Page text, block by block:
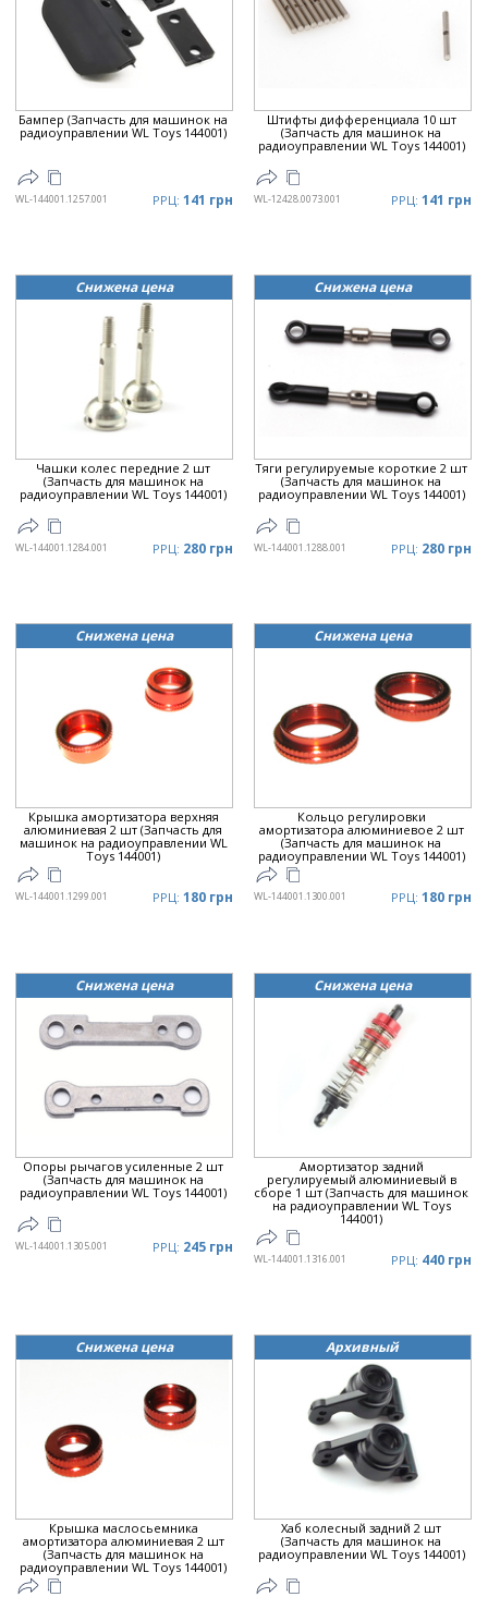
Бампер (Запчасть для машинок на
радиоуправлении WL Toys 144001)
WL-144001.1257.001 РРЦ: 141 грн
Штифты дифференциала 10 шт
(Запчасть для машинок на
радиоуправлении WL Toys 144001)
WL-12428.0073.001 РРЦ: 141 грн
Снижена цена
Чашки колес передние 2 шт
(Запчасть для машинок на
радиоуправлении WL Toys 144001)
WL-144001.1284.001 РРЦ: 280 грн
Снижена цена
Тяги регулируемые короткие 2 шт
(Запчасть для машинок на
радиоуправлении WL Toys 144001)
WL-144001.1288.001 РРЦ: 280 грн
Снижена цена
Крышка амортизатора верхняя
алюминиевая 2 шт (Запчасть для
машинок на радиоуправлении WL
Toys 144001)
WL-144001.1299.001 РРЦ: 180 грн
Снижена цена
Кольцо регулировки
амортизатора алюминиевое 2 шт
(Запчасть для машинок на
радиоуправлении WL Toys 144001)
WL-144001.1300.001 РРЦ: 180 грн
Снижена цена
Опоры рычагов усиленные 2 шт
(Запчасть для машинок на
радиоуправлении WL Toys 144001)
WL-144001.1305.001 РРЦ: 245 грн
Снижена цена
Амортизатор задний
регулируемый алюминиевый в
сборе 1 шт (Запчасть для машинок
на радиоуправлении WL Toys
144001)
WL-144001.1316.001 РРЦ: 440 грн
Снижена цена
Крышка маслосьемника
амортизатора алюминиевая 2 шт
(Запчасть для машинок на
радиоуправлении WL Toys 144001)
Архивный
Хаб колесный задний 2 шт
(Запчасть для машинок на
радиоуправлении WL Toys 144001)